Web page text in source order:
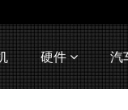
硬件 汽